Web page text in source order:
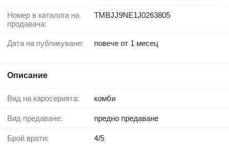
Номер в каталога на
продавача:
TMBJJ9NE1J0263805
Дата на публикуване: повече от 1 месец
Описание
Вид на каросерията: комби
Вид предаване: предно предаване
Брой врати: 4/5